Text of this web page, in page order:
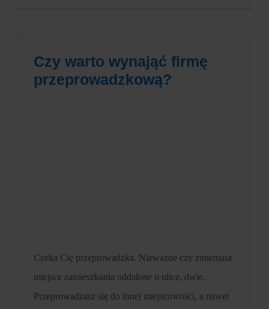
Czy warto wynająć firmę
przeprowadzkową?
Czeka Cię przeprowadzka. Nieważne czy zmieniasz
miejsce zamieszkania oddalone o ulice, dwie.
Przeprowadzasz się do innej miejscowości, a nawet